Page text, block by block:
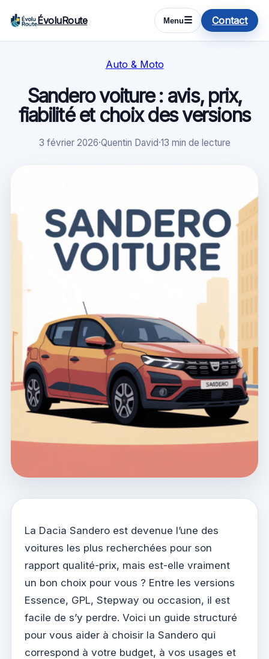
ÉvoluRoute Menu☰ Contact
Auto & Moto
Sandero voiture : avis, prix,
fiabilité et choix des versions
3 février 2026·Quentin David·13 min de lecture
La Dacia Sandero est devenue l’une des
voitures les plus recherchées pour son
rapport qualité-prix, mais est-elle vraiment
un bon choix pour vous ? Entre les versions
Essence, GPL, Stepway ou occasion, il est
facile de s’y perdre. Voici un guide structuré
pour vous aider à choisir la Sandero qui
correspond à votre budget, à vos usages et